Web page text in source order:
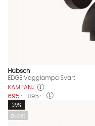
Hübsch
EDGE Vägglampa Svart
KAMPANJ
695 :- 1195 :-
Outlet
39%